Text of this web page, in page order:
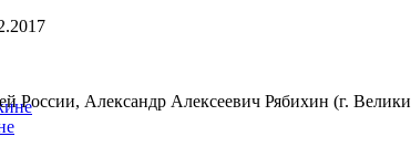
России, Александр Алексеевич Рябихин (г.